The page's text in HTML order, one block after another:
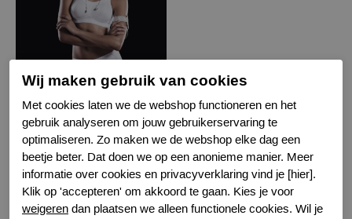
Anita anita active sportbh
006
€ 81,99
Filter
Wij maken gebruik van cookies
Met cookies laten we de webshop functioneren en het
gebruik analyseren om jouw gebruikerservaring te
optimaliseren. Zo maken we de webshop elke dag een
beetje beter. Dat doen we op een anonieme manier. Meer
informatie over cookies en privacyverklaring vind je [hier].
Klik op 'accepteren' om akkoord te gaan. Kies je voor
weigeren dan plaatsen we alleen functionele cookies. Wil je